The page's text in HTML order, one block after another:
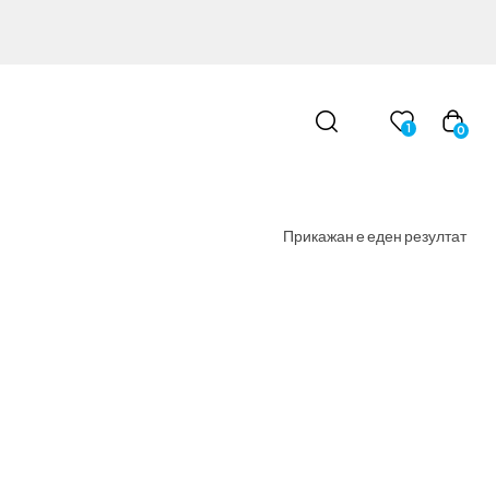
1 0
Прикажан е еден резултат